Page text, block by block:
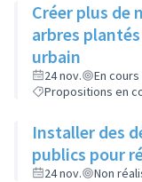
Créer plus de nichoirs dans les nouveaux
arbres
urbain
24 nov.
En
Propositions en
Installer des
publics pour
24 nov. Non